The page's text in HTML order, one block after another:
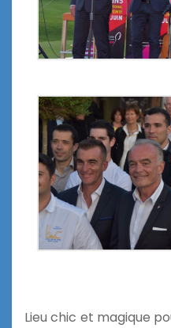
Lieu chic et magique